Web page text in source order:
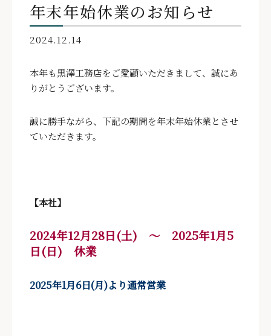
年末年始休業のお知らせ
2024.12.14
本年も黒澤工務店をご愛顧いただきまして、誠にあ
りがとうございます。
誠に勝手ながら、下記の期間を年末年始休業とさせ
ていただきます。
【本社】
2024年12月28日(土) ～ 2025年1月5
日(日) 休業
2025年1月6日(月)より通常営業